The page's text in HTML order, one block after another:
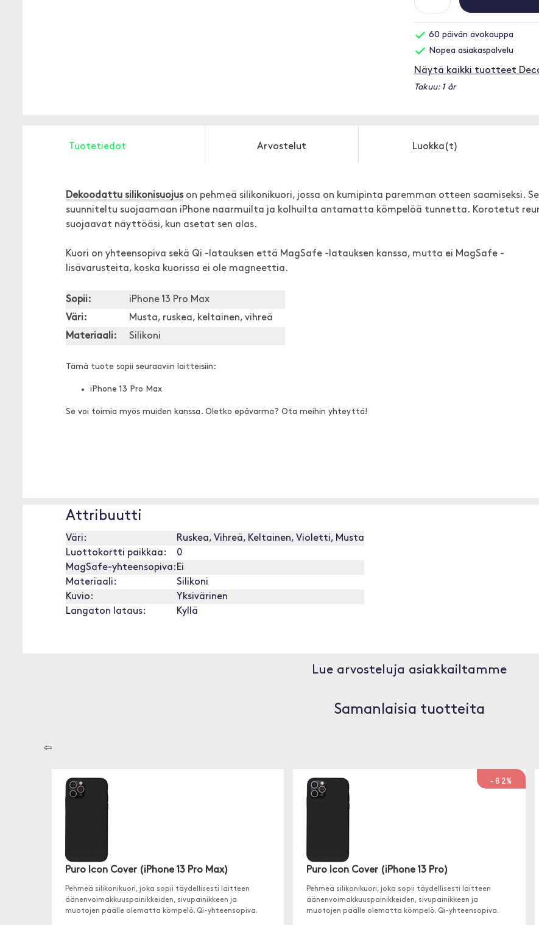
60 päivän avokauppa
Nopea asiakaspalvelu
Näytä kaikki tuotteet
Takuu: 1 år
Tuotetiedot Arvostelut Luokka(t)
Dekoodattu silikonisuojus on pehmeä silikonikuori, jossa on kumipinta paremman otteen saamiseksi.
suunniteltu suojaamaan iPhone naarmuilta ja kolhuilta antamatta kömpelöä tunnetta. Korotetut
suojaavat näyttöäsi, kun asetat sen alas.
Kuori on yhteensopiva sekä Qi -latauksen että MagSafe -latauksen kanssa, mutta ei MagSafe -
lisävarusteita, koska kuorissa ei ole magneettia.
Sopii:
iPhone 13 Pro Max
Väri:
Musta, ruskea, keltainen, vihreä
Materiaali:
Silikoni
Tämä tuote sopii seuraaviin laitteisiin:
iPhone 13 Pro Max
Se voi toimia myös muiden kanssa. Oletko epävarma? Ota meihin yhteyttä!
Attribuutti
Väri:
Ruskea, Vihreä, Keltainen, Violetti, Musta
Luottokortti paikkaa:
0
MagSafe-yhteensopiva: Ei
Materiaali:
Silikoni
Kuvio:
Yksivärinen
Langaton lataus:
Kyllä
Lue arvosteluja asiakkailtamme
Samanlaisia tuotteita
⇦
Puro Icon Cover (iPhone 13 Pro Max)
Pehmeä silikonikuori, joka sopii täydellisesti laitteen
äänenvoimakkuuspainikkeiden, sivupainikkeen ja
muotojen päälle olematta kömpelö. Qi-yhteensopiva.
-62%
Puro Icon Cover (iPhone 13 Pro)
Pehmeä silikonikuori, joka sopii täydellisesti laitteen
äänenvoimakkuuspainikkeiden, sivupainikkeen ja
muotojen päälle olematta kömpelö. Qi-yhteensopiva.